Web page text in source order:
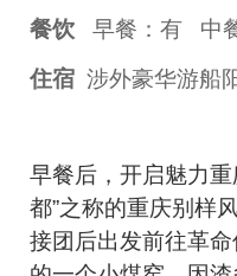
餐饮
早餐：有 中
住宿 涉外豪华游船
早餐后，开启魅力
都”之称的重庆别样
接团后出发前往革